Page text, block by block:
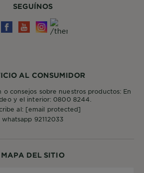
MAPA DEL SITIO
AL CONSUMIDOR
o consejos sobre nuestros productos: En
y el interior: 0800 8244.
al: [email protected]
whatsapp 92112033
SEGUÍNOS